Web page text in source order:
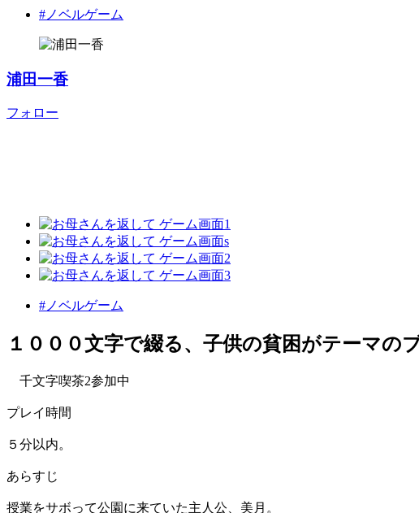
#ノベルゲーム
浦田一香
フォロー
#ノベルゲーム
１０００文字で綴る、子供の貧困がテーマの
千文字喫茶2参加中
プレイ時間
５分以内。
あらすじ
授業をサボって公園に来ていた主人公、美月。